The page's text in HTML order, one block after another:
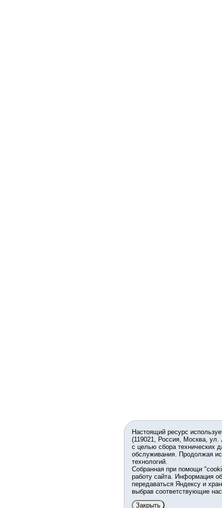
Настоящий ресурс
(119021, Россия, Москва,
с целью сбора технических
обслуживания. Продолжая
технологий.
Собранная при помощи
работу сайта. Информация
передаваться Яндексу и
выбрав соответствующие
Закрыть